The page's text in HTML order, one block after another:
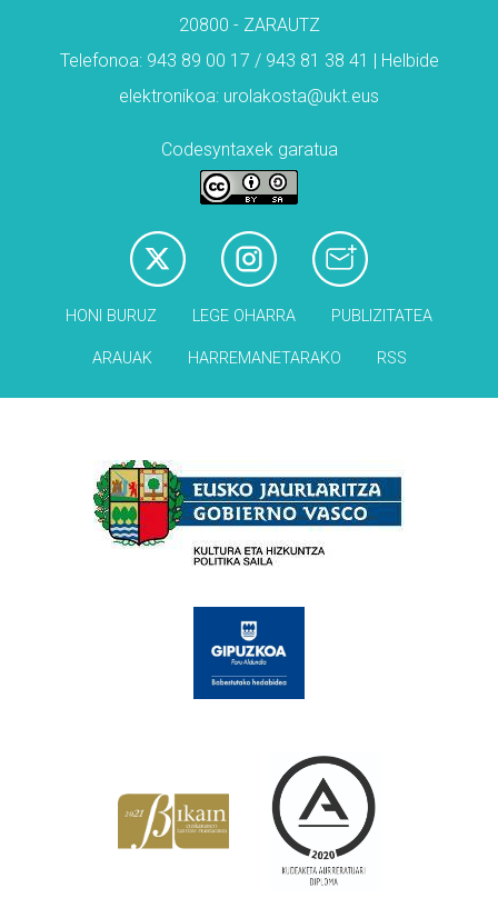
20800 - ZARAUTZ
Telefonoa: 943 89 00 17 / 943 81 38 41 | Helbide
elektronikoa: urolakosta@ukt.eus
Codesyntaxek garatua
HONI BURUZ LEGE OHARRA PUBLIZITATEA
ARAUAK HARREMANETARAKO RSS